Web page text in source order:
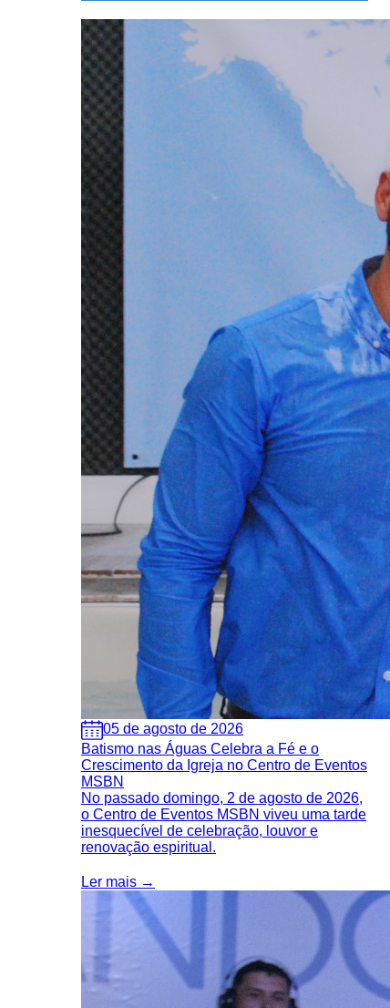
05 de agosto de 2026
Batismo nas Águas Celebra a Fé e o
Crescimento da Igreja no Centro de Eventos
MSBN
No passado domingo, 2 de agosto de 2026,
o Centro de Eventos MSBN viveu uma tarde
inesquecível de celebração, louvor e
renovação espiritual.
Ler mais →